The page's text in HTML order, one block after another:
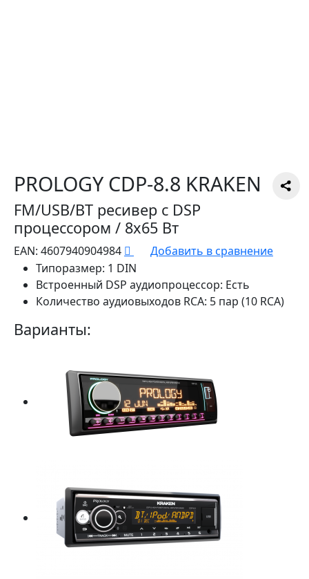
PROLOGY CDP-8.8 KRAKEN
FM/USB/BT ресивер с DSP
процессором / 8х65 Вт
EAN: 4607940904984
Добавить в сравнение
Типоразмер: 1 DIN
Встроенный DSP аудиопроцессор: Есть
Количество аудиовыходов RCA: 5 пар (10 RCA)
Варианты: